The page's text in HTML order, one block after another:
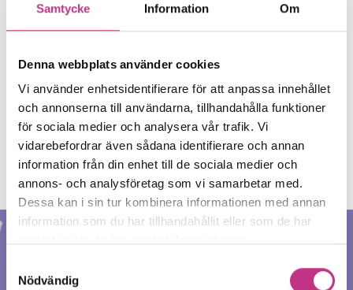
Samtycke Information Om
Denna webbplats använder cookies
Vi använder enhetsidentifierare för att anpassa innehållet
och annonserna till användarna, tillhandahålla funktioner
för sociala medier och analysera vår trafik. Vi
vidarebefordrar även sådana identifierare och annan
information från din enhet till de sociala medier och
annons- och analysföretag som vi samarbetar med.
Dessa kan i sin tur kombinera informationen med annan
information som du har tillhandahållit eller som de har
Nödvändig
LÄS MER
VISA ALLA
SAMHÄLLSUTVECKLING